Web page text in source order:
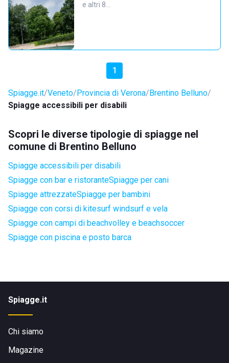
e altri 8…
1
Spiagge.it Veneto Provincia di Verona Brentino Belluno
Spiagge accessibili per disabili
Scopri le diverse tipologie di spiagge nel
comune di Brentino Belluno
Spiagge accessibili per disabili
Spiagge con bar e ristoranteSpiagge per cani
Spiagge attrezzateSpiagge per bambini
Spiagge con corsi di kitesurf windsurf e vela
Spiagge con campi di beachvolley e beachsoccer
Spiagge con piscina e posto barca
Spiagge.it
Chi siamo
Magazine